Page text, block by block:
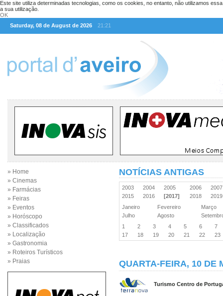
Este site utiliza determinadas tecnologias, como os cookies, no entanto, não utilizamos
a sua utilização.
OK
Saturday, 08 de August de 2026
21:21
» Home
» Cinemas
» Farmácias
» Feiras
» Eventos
» Horóscopo
» Classificados
» Localização
» Gastronomia
» Roteiros Turísticos
» Praias
NOTÍCIAS ANTIGAS
2003 2004 2005 2006
2015
2016 [2017] 2018
Janeiro
Fevereiro
Março
Julho
Agosto
1
2 3 4 5 6
7
17
18 19 20 21 22 23
QUARTA-FEIRA, 10 DE
Turismo Centro de